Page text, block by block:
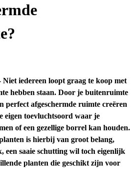
iedereen loopt graag te koop met
hebben staan. Door je buitenruimte
perfect afgeschermde ruimte creëren
eigen toevluchtsoord waar je
of een gezellige borrel kan houden.
is hierbij van groot belang,
een saaie schutting wil toch eigenlijk
planten die geschikt zijn voor